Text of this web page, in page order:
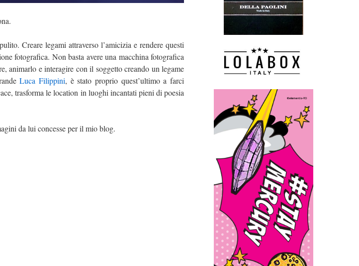
Creare legami attraverso l’amicizia e rendere questi
fotografica. Non basta avere una macchina fotografica
animarlo e interagire con il soggetto creando un legame
Luca Filippini, è stato proprio quest’ultimo a farci
trasforma le location in luoghi incantati pieni di poesia
da lui concesse per il mio blog.